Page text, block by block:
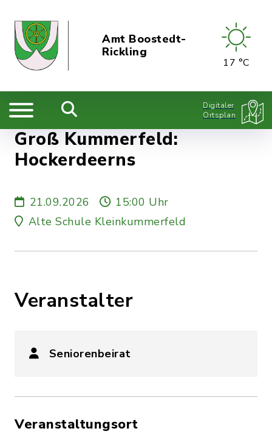
Amt Boostedt-
Rickling
17 °C
Digitaler
Ortsplan
Groß Kummerfeld:
Hockerdeerns
21.09.2026
15:00 Uhr
Alte Schule Kleinkummerfeld
Veranstalter
Seniorenbeirat
Veranstaltungsort